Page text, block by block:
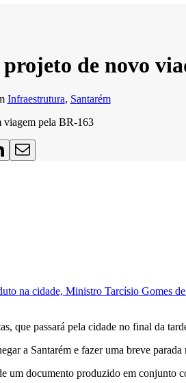
de novo
Infraestrutura, Santarém
viagem pela BR-163
passará pela cidade no final da
a Santarém e fazer uma breve
um documento produzido em conjunto